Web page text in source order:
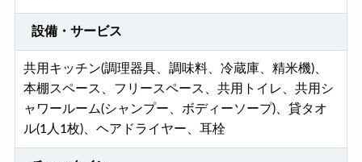
設備・サービス
共用キッチン(調理器具、調味料、冷蔵庫、精米機)、
本棚スペース、フリースペース、共用トイレ、共用シ
ャワールーム(シャンプー、ボディーソープ)、貸タオ
ル(1人1枚)、ヘアドライヤー、耳栓